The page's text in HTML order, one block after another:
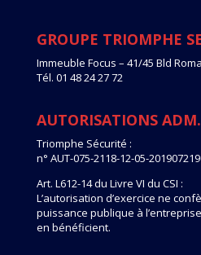
GROUPE TRIOMPHE
Immeuble Focus – 41/45 Bld
Tél. 01 48 24 27 72
AUTORISATIONS ADM.
Triomphe Sécurité :
n° AUT-075-2118-12-05-
Art. L612-14 du Livre VI du CSI :
L’autorisation d’exercice ne
puissance publique à
en bénéficient.